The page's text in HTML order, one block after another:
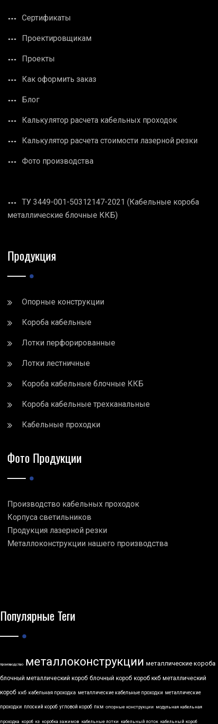
Сертификаты
Проектировщикам
Проекты
Как оформить заказ
Блог
Калькулятор расчета кабельных проходок
Калькулятор расчета стоимости лазерной резки
Фото производства
ТУ 3449-001-50312147-2021 (Кабельные короба
металлические блочные ККБ)
Продукция
Опорные конструкции
Короба кабельные
Лотки перфорированные
Лотки лестничные
Короба кабельные блочные ККБ
Короба кабельные трехканальные
Кабельные проходки
Фото Продукции
Производство кабельных проходок
Корпуса светильников
Продукция лазерной резки
Металлоконструкции нашего производства
Популярные Теги
производство металлоконструкции металлические короба
блочный металлический короб блочный короб короб ккб металлический
короб ккб кабельная проходка металлические кабельные проходки металлические
проходки плоский короб угловой короб пкм опорные конструкции модульная кабельная
проходка короб кз коробка зажимов кабельные лотки кабельный лоток кабельный короб